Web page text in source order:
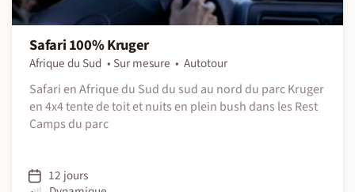
Safari 100% Kruger
Afrique du Sud Sur mesure
Autotour
Safari en Afrique du Sud du sud au nord du parc Kruger
en 4x4 tente de toit et nuits en plein bush dans les Rest
Camps du parc
12 jours